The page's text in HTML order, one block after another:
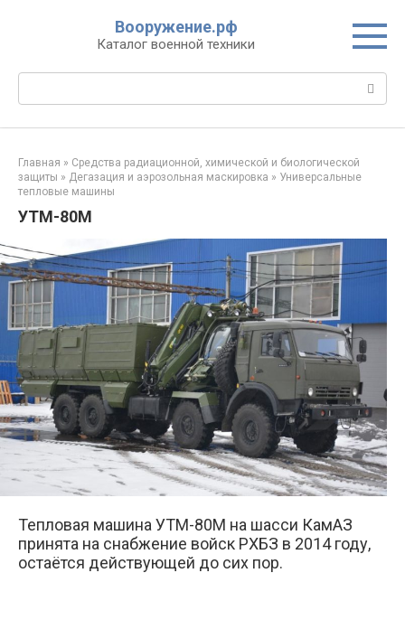
Вооружение.рф
Каталог военной техники
Поиск:
Главная » Средства радиационной, химической и биологической
защиты » Дегазация и аэрозольная маскировка » Универсальные
тепловые машины
УТМ-80М
Тепловая машина УТМ-80М на шасси КамАЗ
принята на снабжение войск РХБЗ в 2014 году,
остаётся действующей до сих пор.